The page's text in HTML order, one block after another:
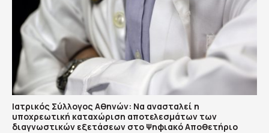
Ιατρικός Σύλλογος Αθηνών: Να ανασταλεί η
υποχρεωτική καταχώριση αποτελεσμάτων των
διαγνωστικών εξετάσεων στο Ψηφιακό Αποθετήριο